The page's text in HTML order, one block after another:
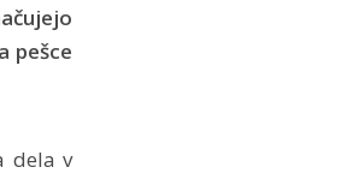
pešce
dela v